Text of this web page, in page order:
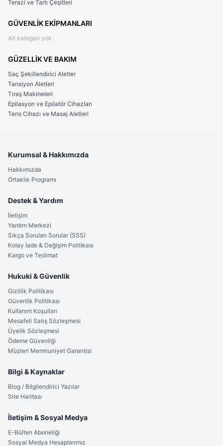
beğenisine sunuyor. Sektördeki tecrübemiz ve özenli
güvenli şekilde ulaşmanızı sağlıyoruz. Tarzınızı yansıtacak,
dayanıklı ve estetik bıçak modelleri için Kaliteli Al her
Terazi ve Tartı Çeşitleri
GÜVENLİK EKİPMANLARI
Alt kategori yok.
GÜZELLİK VE BAKIM
Saç Şekillendirici Aletler
Tansiyon Aletleri
Tıraş Makineleri
Epilasyon ve Epilatör Cihazları
Tens Cihazı ve Masaj Aletleri
Kurumsal & Hakkımızda
Hakkımızda
Ortaklık Programı
Destek & Yardım
İletişim
Yardım Merkezi
Sıkça Sorulan Sorular (SSS)
Kolay İade & Değişim Politikası
Kargo ve Teslimat
Hukuki & Güvenlik
Gizlilik Politikası
Güvenlik Politikası
Kullanım Koşulları
Mesafeli Satış Sözleşmesi
Üyelik Sözleşmesi
Ödeme Güvenliği
Müşteri Memnuniyet Garantisi
Bilgi & Kaynaklar
Blog / Bilgilendirici Yazılar
Site Haritası
İletişim & Sosyal Medya
E-Bülten Aboneliği
Sosyal Medya Hesaplarımız